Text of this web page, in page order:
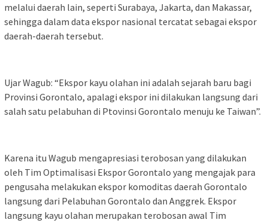
melalui daerah lain, seperti Surabaya, Jakarta, dan Makassar,
sehingga dalam data ekspor nasional tercatat sebagai ekspor
daerah-daerah tersebut.
Ujar Wagub: “Ekspor kayu olahan ini adalah sejarah baru bagi
Provinsi Gorontalo, apalagi ekspor ini dilakukan langsung dari
salah satu pelabuhan di Ptovinsi Gorontalo menuju ke Taiwan”.
Karena itu Wagub mengapresiasi terobosan yang dilakukan
oleh Tim Optimalisasi Ekspor Gorontalo yang mengajak para
pengusaha melakukan ekspor komoditas daerah Gorontalo
langsung dari Pelabuhan Gorontalo dan Anggrek. Ekspor
langsung kayu olahan merupakan terobosan awal Tim